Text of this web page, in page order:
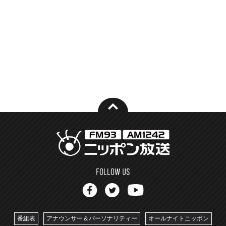
番組表 アナウンサー＆パーソナリティー オールナイトニッポン